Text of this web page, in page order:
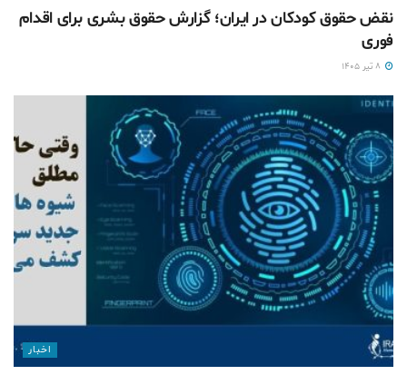
نقض حقوق کودکان در ایران؛ گزارش حقوق بشری برای اقدام
فوری
اخبار